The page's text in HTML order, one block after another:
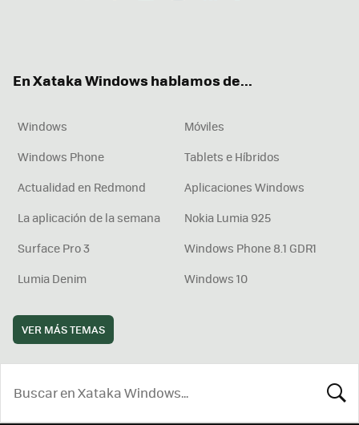
En Xataka Windows hablamos de...
Windows
Móviles
Windows Phone
Tablets e Híbridos
Actualidad en Redmond
Aplicaciones Windows
La aplicación de la semana
Nokia Lumia 925
Surface Pro 3
Windows Phone 8.1 GDR1
Lumia Denim
Windows 10
VER MÁS TEMAS